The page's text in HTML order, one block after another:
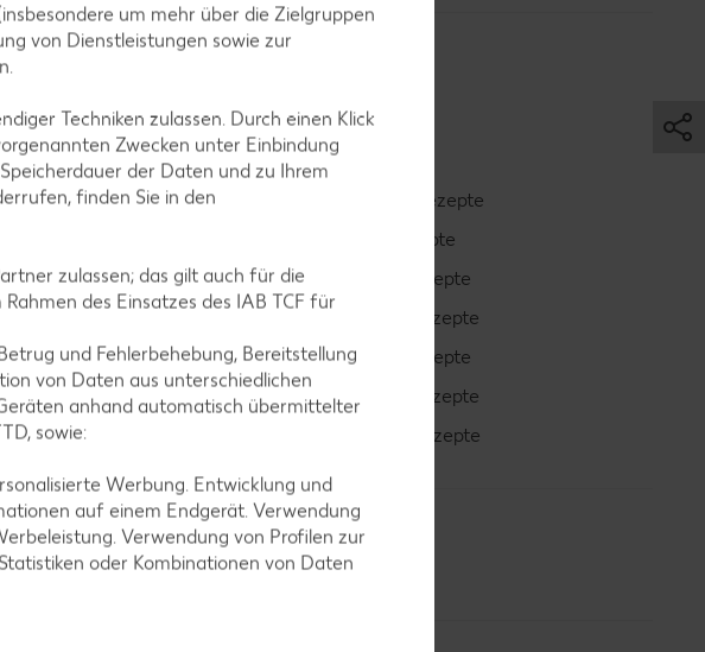
Rezepte
Rezepte
Rezepte
Rezepte
Smoothie-Rezepte
Bowle-Rezepte
Cocktail-Rezepte
Avocado-Rezepte
Erdbeer-Rezepte
Blaubeer-Rezepte
Bananen-Rezepte
um mehr über die Zielgruppen
von Dienstleistungen sowie zur
Techniken zulassen. Durch einen Klick
Zwecken unter Einbindung
der Daten und zu Ihrem
finden Sie in den
zulassen; das gilt auch für die
des Einsatzes des IAB TCF für
und Fehlerbehebung, Bereitstellung
von Daten aus unterschiedlichen
anhand automatisch übermittelter
sowie:
Werbung. Entwicklung und
auf einem Endgerät. Verwendung
Verwendung von Profilen zur
oder Kombinationen von Daten